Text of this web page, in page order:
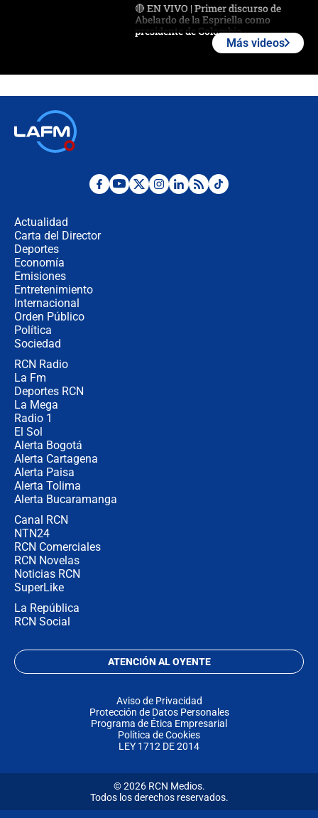
🔴 EN VIVO | Primer discurso de
Abelardo de la Espriella como
presidente de Colombia
Desde dermatitis hasta infecciones:
Más videos
Actualidad
Carta del Director
Deportes
Economía
Emisiones
Entretenimiento
Internacional
Orden Público
Política
Sociedad
RCN Radio
La Fm
Deportes RCN
La Mega
Radio 1
El Sol
Alerta Bogotá
Alerta Cartagena
Alerta Paisa
Alerta Tolima
Alerta Bucaramanga
Canal RCN
NTN24
RCN Comerciales
RCN Novelas
Noticias RCN
SuperLike
La República
RCN Social
ATENCIÓN AL OYENTE
Aviso de Privacidad
Protección de Datos Personales
Programa de Ética Empresarial
Política de Cookies
LEY 1712 DE 2014
© 2026 RCN Medios.
Todos los derechos reservados.